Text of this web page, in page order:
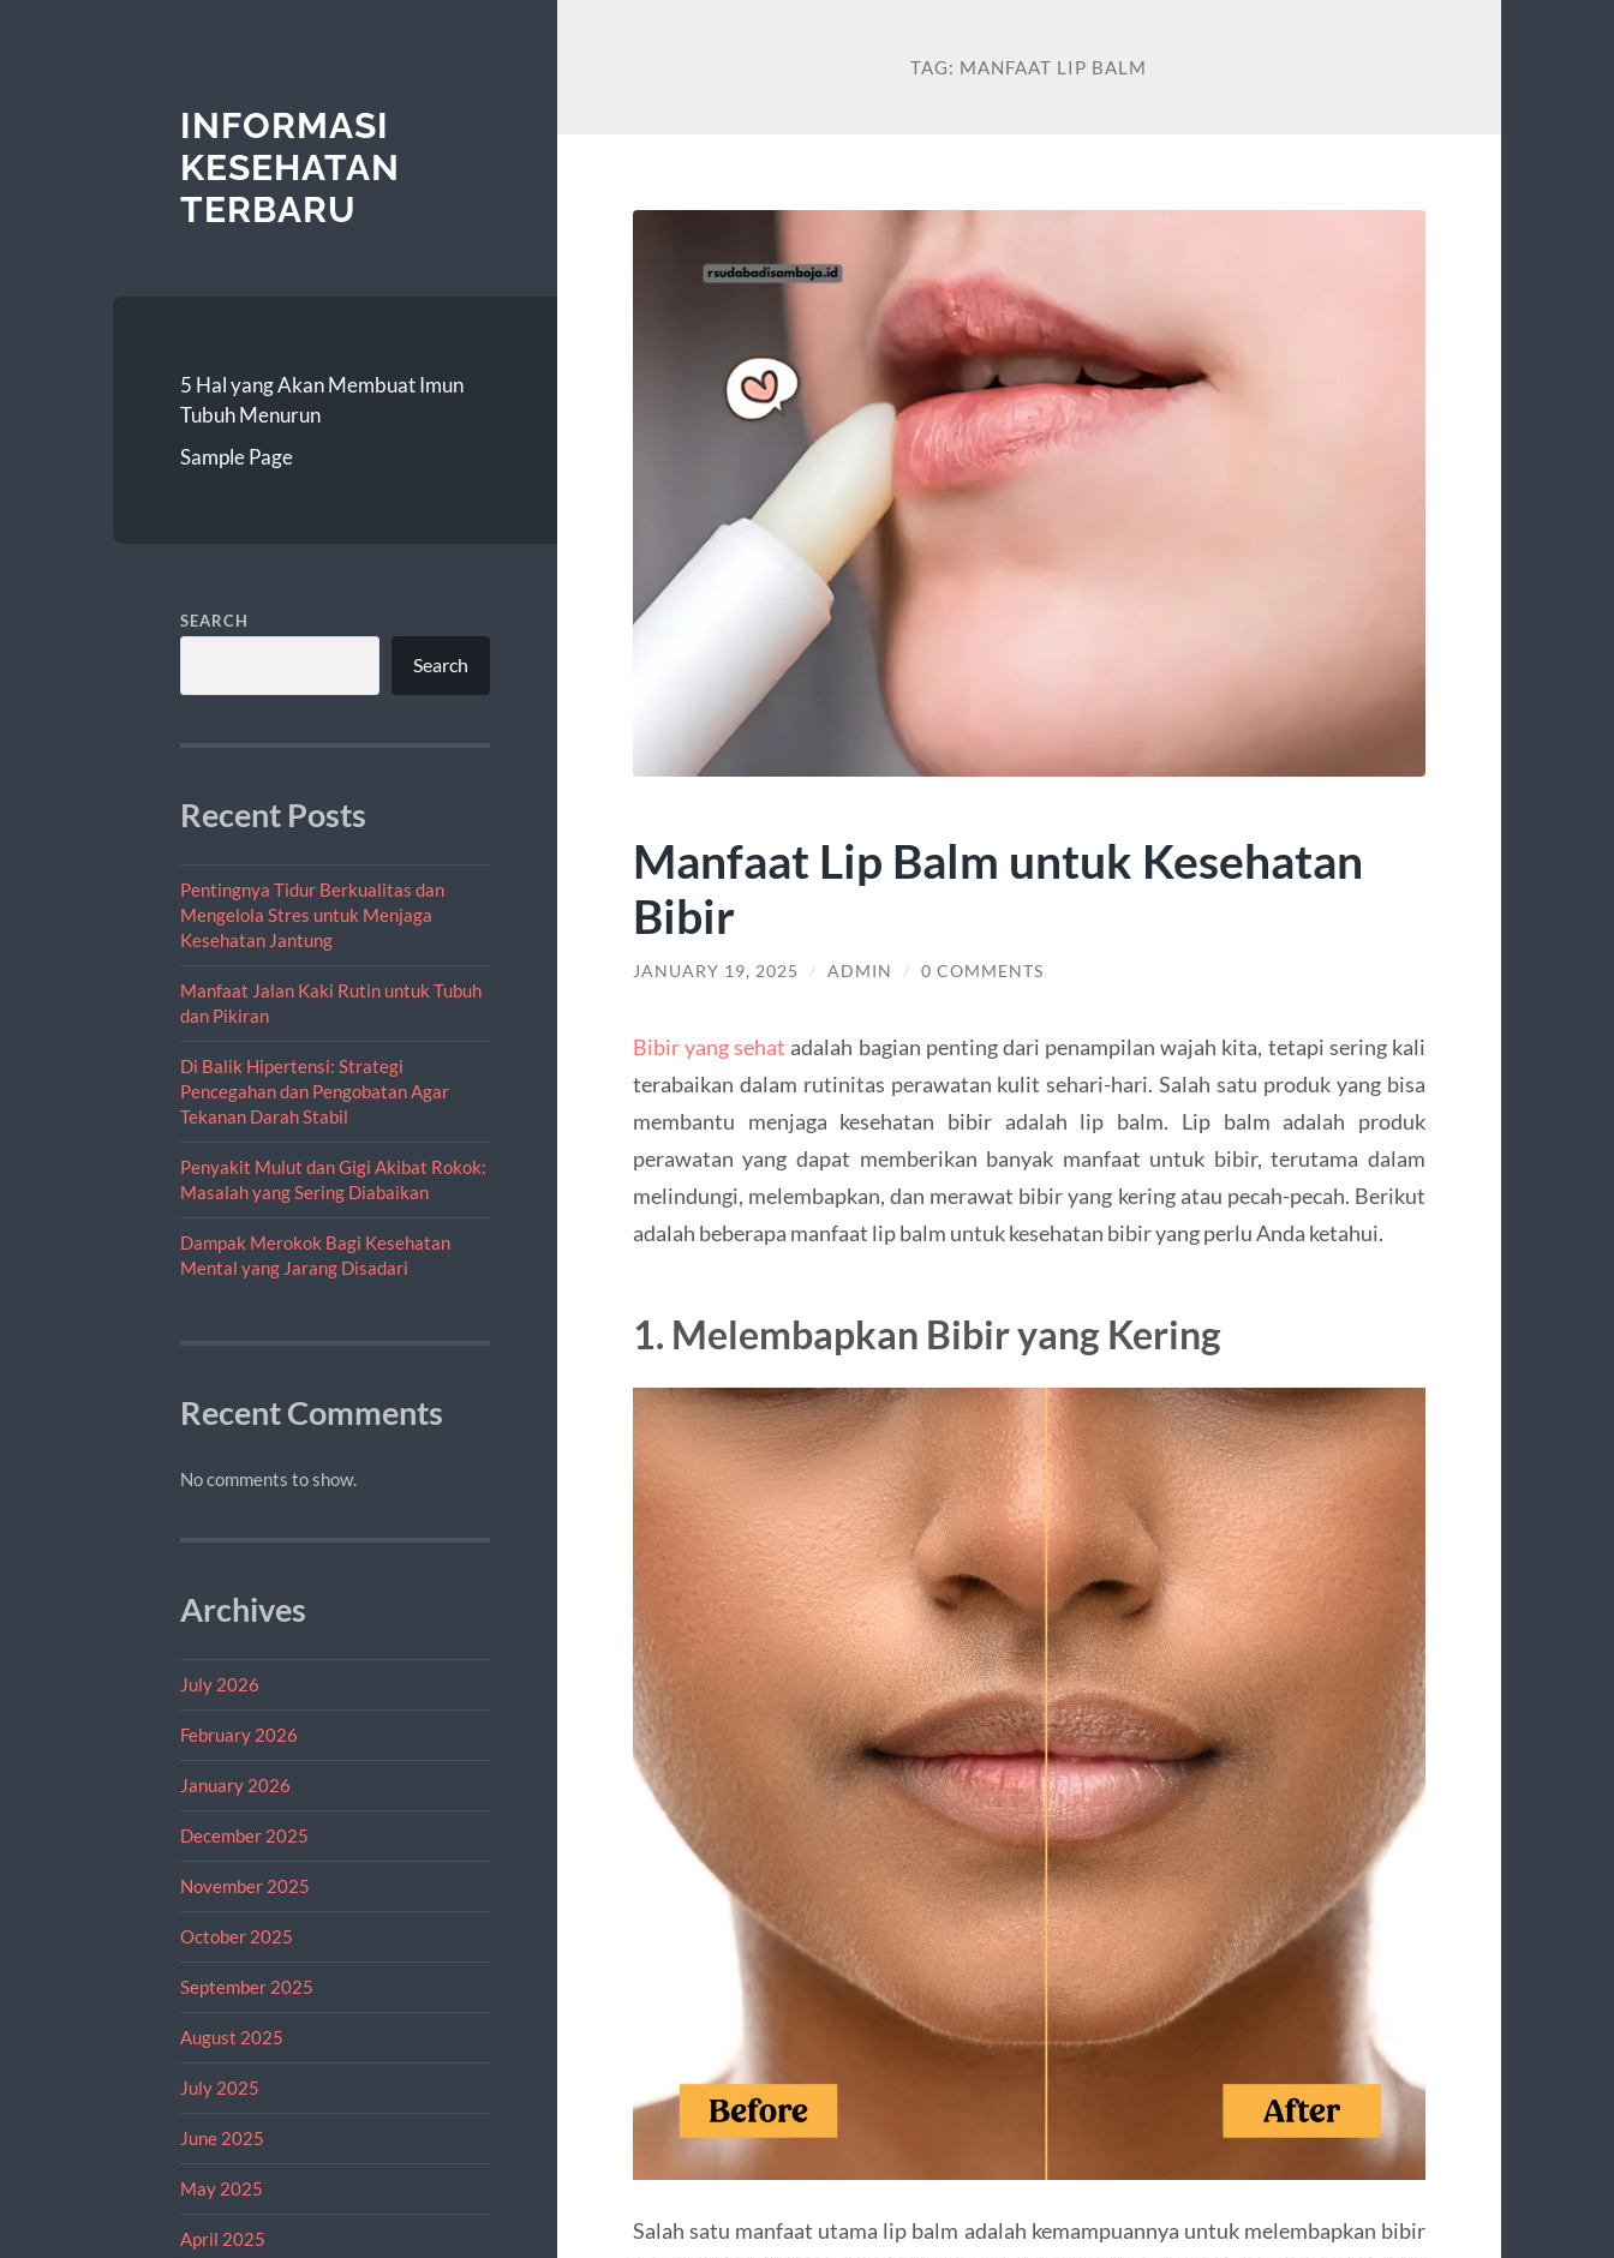
INFORMASI
KESEHATAN
TERBARU
5 Hal yang Akan Membuat Imun
Tubuh Menurun
Sample Page
SEARCH
Search
Recent Posts
Pentingnya Tidur Berkualitas dan
Mengelola Stres untuk Menjaga
Kesehatan Jantung
Manfaat Jalan Kaki Rutin untuk Tubuh
dan Pikiran
Di Balik Hipertensi: Strategi
Pencegahan dan Pengobatan Agar
Tekanan Darah Stabil
Penyakit Mulut dan Gigi Akibat Rokok:
Masalah yang Sering Diabaikan
Dampak Merokok Bagi Kesehatan
Mental yang Jarang Disadari
Recent Comments
No comments to show.
Archives
July 2026
February 2026
January 2026
December 2025
November 2025
October 2025
September 2025
August 2025
July 2025
June 2025
May 2025
April 2025
TAG: MANFAAT LIP BALM
Manfaat Lip Balm untuk Kesehatan
Bibir
JANUARY 19, 2025 / ADMIN / 0 COMMENTS
Bibir yang sehat adalah bagian penting dari penampilan wajah kita, tetapi sering kali
terabaikan dalam rutinitas perawatan kulit sehari-hari. Salah satu produk yang bisa
membantu menjaga kesehatan bibir adalah lip balm. Lip balm adalah produk
perawatan yang dapat memberikan banyak manfaat untuk bibir, terutama dalam
melindungi, melembapkan, dan merawat bibir yang kering atau pecah-pecah. Berikut
adalah beberapa manfaat lip balm untuk kesehatan bibir yang perlu Anda ketahui.
1. Melembapkan Bibir yang Kering
Salah satu manfaat utama lip balm adalah kemampuannya untuk melembapkan bibir